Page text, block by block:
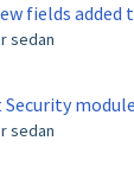
fields
sedan
module
sedan